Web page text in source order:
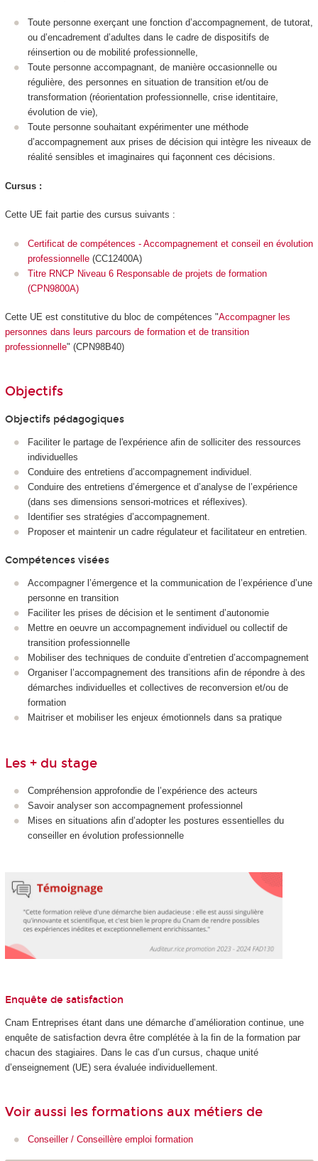
Toute personne exerçant une fonction d’accompagnement, de tutorat,
ou d’encadrement d’adultes dans le cadre de dispositifs de
réinsertion ou de mobilité professionnelle,
Toute personne accompagnant, de manière occasionnelle ou
régulière, des personnes en situation de transition et/ou de
transformation (réorientation professionnelle, crise identitaire,
évolution de vie),
Toute personne souhaitant expérimenter une méthode
d’accompagnement aux prises de décision qui intègre les niveaux de
réalité sensibles et imaginaires qui façonnent ces décisions.
Cursus :
Cette UE fait partie des cursus suivants :
Certificat de compétences - Accompagnement et conseil en évolution
professionnelle (CC12400A)
Titre RNCP Niveau 6 Responsable de projets de formation
(CPN9800A)
Cette UE est constitutive du bloc de compétences "Accompagner les
personnes dans leurs parcours de formation et de transition
professionnelle" (CPN98B40)
Objectifs
Objectifs pédagogiques
Faciliter le partage de l'expérience afin de solliciter des ressources
individuelles
Conduire des entretiens d’accompagnement individuel.
Conduire des entretiens d’émergence et d’analyse de l’expérience
(dans ses dimensions sensori-motrices et réflexives).
Identifier ses stratégies d’accompagnement.
Proposer et maintenir un cadre régulateur et facilitateur en entretien.
Compétences visées
Accompagner l’émergence et la communication de l’expérience d’une
personne en transition
Faciliter les prises de décision et le sentiment d’autonomie
Mettre en oeuvre un accompagnement individuel ou collectif de
transition professionnelle
Mobiliser des techniques de conduite d’entretien d’accompagnement
Organiser l’accompagnement des transitions afin de répondre à des
démarches individuelles et collectives de reconversion et/ou de
formation
Maitriser et mobiliser les enjeux émotionnels dans sa pratique
Les + du stage
Compréhension approfondie de l’expérience des acteurs
Savoir analyser son accompagnement professionnel
Mises en situations afin d’adopter les postures essentielles du
conseiller en évolution professionnelle
Enquête de satisfaction
Cnam Entreprises étant dans une démarche d’amélioration continue, une
enquête de satisfaction devra être complétée à la fin de la formation par
chacun des stagiaires. Dans le cas d’un cursus, chaque unité
d’enseignement (UE) sera évaluée individuellement.
Voir aussi les formations aux métiers de
Conseiller / Conseillère emploi formation